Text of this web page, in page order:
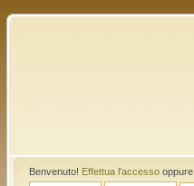
Benvenuto! Effettua l'accessooppure